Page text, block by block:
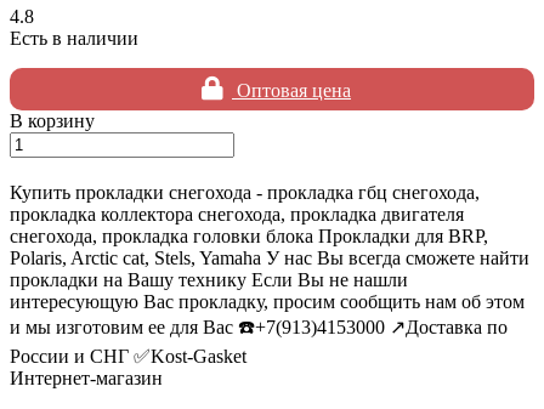
4.8
Есть в наличии
Оптовая цена
В корзину
Купить прокладки снегохода - прокладка гбц снегохода,
прокладка коллектора снегохода, прокладка двигателя
снегохода, прокладка головки блока Прокладки для BRP,
Polaris, Arctic cat, Stels, Yamaha У нас Вы всегда сможете найти
прокладки на Вашу технику Если Вы не нашли
интересующую Вас прокладку, просим сообщить нам об этом
и мы изготовим ее для Вас ☎️+7(913)4153000 ↗️Доставка по
России и СНГ ✅Kost-Gasket
Интернет-магазин